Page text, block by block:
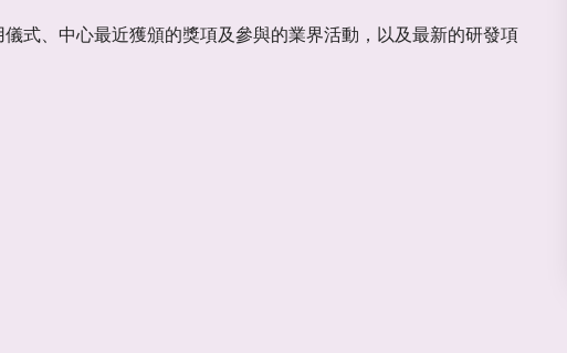
式、中心最近獲頒的獎項及參與的業界活動，以及最新的研發項